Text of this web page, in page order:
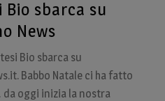
Bio sbarca su
News
Bio sbarca su
Babbo Natale ci ha fatto
oggi inizia la nostra